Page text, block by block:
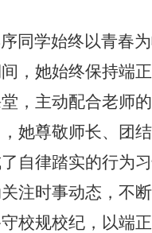
同学始终以青春
，她始终保持端
，主动配合老师
她尊敬师长、团
自律踏实的行为
注时事动态，不
校规校纪，以端